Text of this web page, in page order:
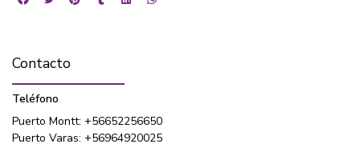
Contacto
Teléfono
Puerto Montt: +56652256650
Puerto Varas: +56964920025